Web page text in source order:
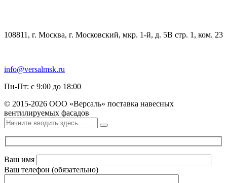
108811, г. Москва, г. Московский, мкр. 1-й, д. 5В стр. 1, ком. 23
info@versalmsk.ru
Пн-Пт: с 9:00 до 18:00
© 2015-2026 ООО «Версаль» поставка навесных
вентилируемых фасадов
Ваш имя
Ваш телефон (обязательно)